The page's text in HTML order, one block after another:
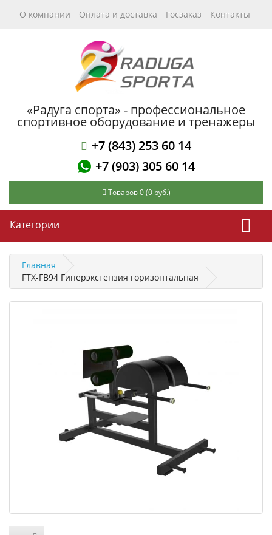
О компании Оплата и доставка Госзаказ Контакты
«Радуга спорта» - профессиональное
спортивное оборудование и тренажеры
+7 (843) 253 60 14
+7 (903) 305 60 14
Товаров 0 (0 руб.)
Категории
Главная
FTX-FB94 Гиперэкстензия горизонтальная